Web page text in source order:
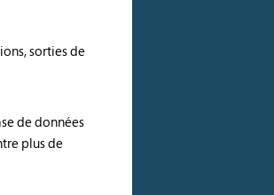
sorties de
de données
plus de